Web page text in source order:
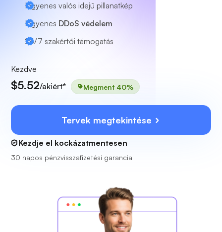
Ingyenes valós idejű pillanatkép
Ingyenes DDoS védelem
24/7 szakértői támogatás
Kezdve
$5.52/akiért* Megment 40%
Tervek megtekintése
Kezdje el kockázatmentesen
30 napos pénzvisszafizetési garancia